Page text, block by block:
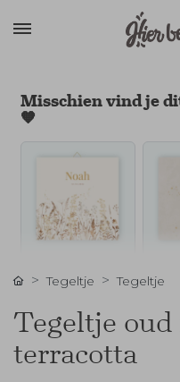
Misschien vind je
🧡
Tegeltje Tegeltje
Tegeltje
terracotta